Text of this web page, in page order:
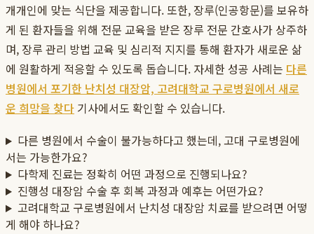
개개인에 맞는 식단을 제공합니다. 또한, 장루(인공항문)를 보유하
게 된 환자들을 위해 전문 교육을 받은 장루 전문 간호사가 상주하
며, 장루 관리 방법 교육 및 심리적 지지를 통해 환자가 새로운 삶
에 원활하게 적응할 수 있도록 돕습니다. 자세한 성공 사례는 다른
병원에서 포기한 난치성 대장암, 고려대학교 구로병원에서 새로
운 희망을 찾다 기사에서도 확인할 수 있습니다.
다른 병원에서 수술이 불가능하다고 했는데, 고대 구로병원에
서는 가능한가요?
다학제 진료는 정확히 어떤 과정으로 진행되나요?
진행성 대장암 수술 후 회복 과정과 예후는 어떤가요?
고려대학교 구로병원에서 난치성 대장암 치료를 받으려면 어떻
게 해야 하나요?